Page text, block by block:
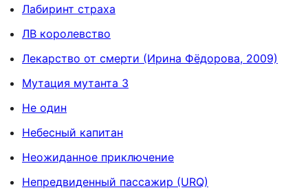
Лабиринт страха
ЛВ королевство
Лекарство от смерти (Ирина Фёдорова, 2009)
Мутация мутанта 3
Не один
Небесный капитан
Неожиданное приключение
Непредвиденный пассажир (URQ)